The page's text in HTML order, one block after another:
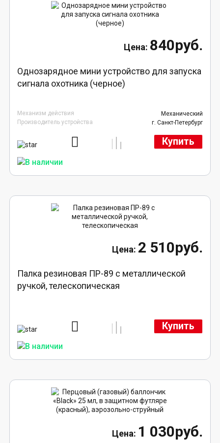
840руб.
Однозарядное мини устройство для запуска
сигнала охотника (черное)
Механизм действия
Механический
Производитель устройства
г. Санкт-Петербург
Купить
2 510руб.
Палка резиновая ПР-89 с металлической
ручкой, телескопическая
Купить
1 030руб.